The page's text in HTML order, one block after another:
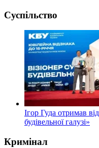
Суспільство
Ігор Гуда отримав
будівельної галузі»
Кримінал